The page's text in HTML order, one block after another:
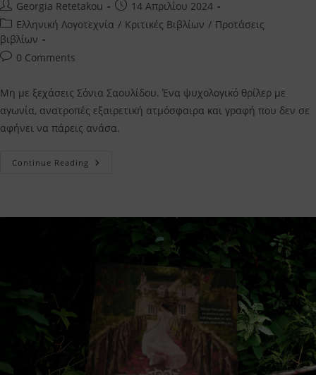
Post
author:
Georgia Retetakou
Post
published:
14 Απριλίου 2024
Post
category:
Ελληνική Λογοτεχνία / Κριτικές Βιβλίων / Προτάσεις
βιβλίων
Post0 Comments
Μη με ξεχάσεις Σόνια Σαουλίδου. Ένα ψυχολογικό θρίλερ με
αγωνία, ανατροπές εξαιρετική ατμόσφαιρα και γραφή που δεν σε
αφήνει να πάρεις ανάσα.
Continue Reading Μη
Η